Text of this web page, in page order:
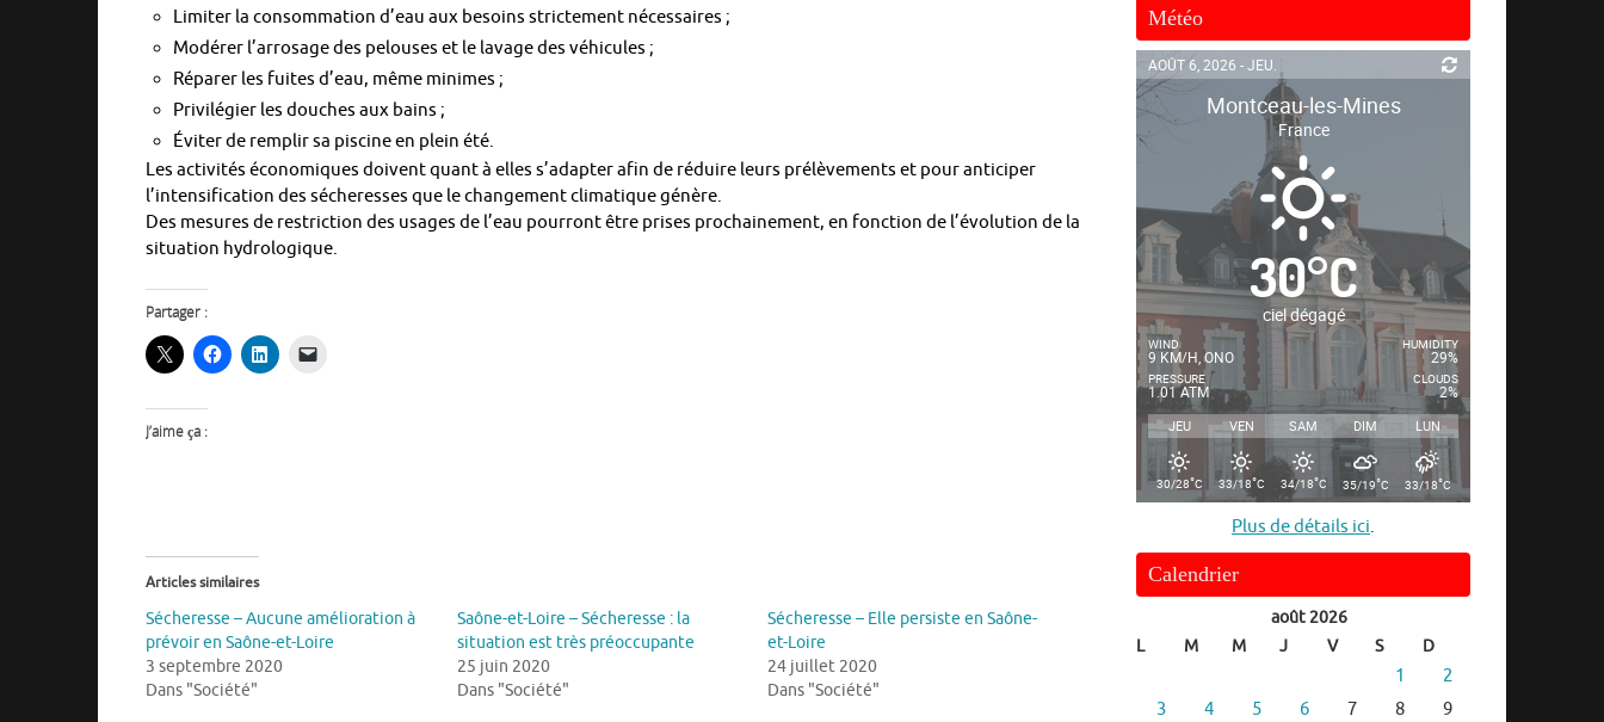
Limiter la consommation d’eau aux besoins strictement nécessaires ;
Modérer l’arrosage des pelouses et le lavage des véhicules ;
Réparer les fuites d’eau, même minimes ;
Privilégier les douches aux bains ;
Éviter de remplir sa piscine en plein été.
Les activités économiques doivent quant à elles s’adapter afin de réduire leurs prélèvements et pour anticiper
l’intensification des sécheresses que le changement climatique génère.
Des mesures de restriction des usages de l’eau pourront être prises prochainement, en fonction de l’évolution de la
situation hydrologique.
Partager :
J’aime ça :
Articles similaires
Sécheresse – Aucune amélioration à
prévoir en Saône-et-Loire
3 septembre 2020
Dans "Société"
Saône-et-Loire – Sécheresse : la
situation est très préoccupante
25 juin 2020
Dans "Société"
Sécheresse – Elle persiste en Saône-
et-Loire
24 juillet 2020
Dans "Société"
Météo
AOÛT 6, 2026 - JEU.
Montceau-les-Mines
France
30°C
ciel dégagé
WIND
9 KM/H, ONO
PRESSURE
1.01 ATM
HUMIDITY
29%
CLOUDS
2%
JEU VEN SAM DIM LUN
30/28°C 33/18°C 34/18°C 35/19°C 33/18°C
Plus de détails ici.
Calendrier
août 2026
L
M M J V S D
1
2
3
4 5 6 7 8
9